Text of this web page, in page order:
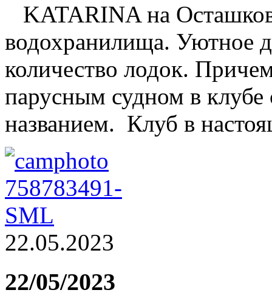
KATARINA на
водохранилища. Уютное
количество лодок.
парусным судном в
названием. Клуб в
22.05.2023
22/05/2023